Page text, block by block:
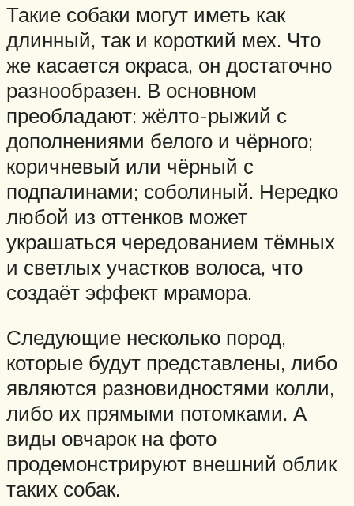
Такие собаки могут иметь как
длинный, так и короткий мех. Что
же касается окраса, он достаточно
разнообразен. В основном
преобладают: жёлто-рыжий с
дополнениями белого и чёрного;
коричневый или чёрный с
подпалинами; соболиный. Нередко
любой из оттенков может
украшаться чередованием тёмных
и светлых участков волоса, что
создаёт эффект мрамора.
Следующие несколько пород,
которые будут представлены, либо
являются разновидностями колли,
либо их прямыми потомками. А
виды овчарок на фото
продемонстрируют внешний облик
таких собак.